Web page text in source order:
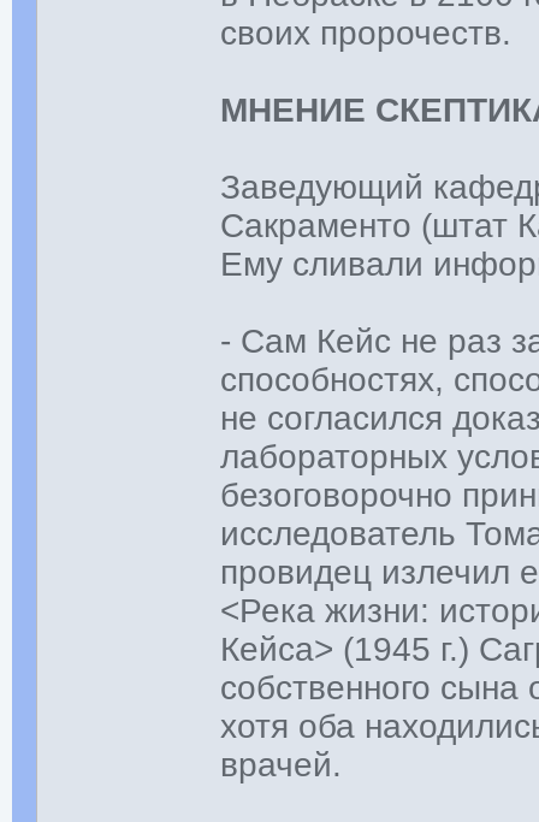
своих пророчеств.
МНЕНИЕ
Заведующий
Сакраменто (штат
Ему сливали
- Сам Кейс не раз
способностях,
не согласился
лабораторных
безоговорочно
исследователь
провидец излечил
<Река жизни:
Кейса> (1945 г.)
собственного сына
хотя оба
врачей.